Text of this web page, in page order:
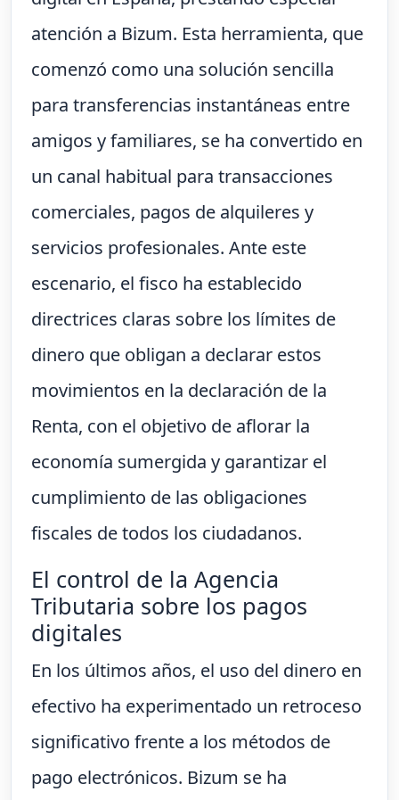
atención a Bizum. Esta herramienta, que
comenzó como una solución sencilla
para transferencias instantáneas entre
amigos y familiares, se ha convertido en
un canal habitual para transacciones
comerciales, pagos de alquileres y
servicios profesionales. Ante este
escenario, el fisco ha establecido
directrices claras sobre los límites de
dinero que obligan a declarar estos
movimientos en la declaración de la
Renta, con el objetivo de aflorar la
economía sumergida y garantizar el
cumplimiento de las obligaciones
fiscales de todos los ciudadanos.
El control de la Agencia
Tributaria sobre los pagos
digitales
En los últimos años, el uso del dinero en
efectivo ha experimentado un retroceso
significativo frente a los métodos de
pago electrónicos. Bizum se ha